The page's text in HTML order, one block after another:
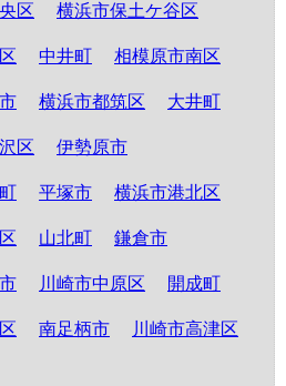
区 横浜市保土ケ谷区
中井町 相模原市南区
横浜市都筑区 大井町
区 伊勢原市
平塚市 横浜市港北区
山北町 鎌倉市
川崎市中原区 開成町
南足柄市 川崎市高津区